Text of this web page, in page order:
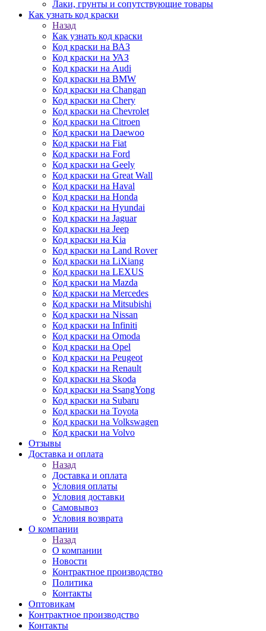
Лаки, грунты и сопутствующие товары
Как узнать код краски
Назад
Как узнать код краски
Код краски на ВАЗ
Код краски на УАЗ
Код краски на Audi
Код краски на BMW
Код краски на Changan
Код краски на Chery
Код краски на Chevrolet
Код краски на Citroen
Код краски на Daewoo
Код краски на Fiat
Код краски на Ford
Код краски на Geely
Код краски на Great Wall
Код краски на Haval
Код краски на Honda
Код краски на Hyundai
Код краски на Jaguar
Код краски на Jeep
Код краски на Kia
Код краски на Land Rover
Код краски на LiXiang
Код краски на LEXUS
Код краски на Mazda
Код краски на Mercedes
Код краски на Mitsubishi
Код краски на Nissan
Код краски на Infiniti
Код краски на Omoda
Код краски на Opel
Код краски на Peugeot
Код краски на Renault
Код краски на Skoda
Код краски на SsangYong
Код краски на Subaru
Код краски на Toyota
Код краски на Volkswagen
Код краски на Volvo
Отзывы
Доставка и оплата
Назад
Доставка и оплата
Условия оплаты
Условия доставки
Самовывоз
Условия возврата
О компании
Назад
О компании
Новости
Контрактное производство
Политика
Контакты
Оптовикам
Контрактное производство
Контакты